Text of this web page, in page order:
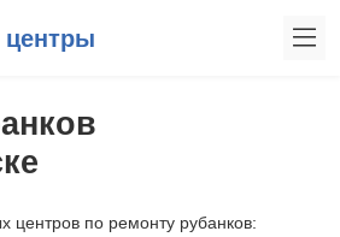
по ремонту рубанков: